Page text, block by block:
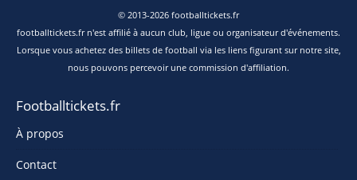
© 2013-2026 footballtickets.fr
footballtickets.fr n'est affilié à aucun club, ligue ou organisateur d'événements.
Lorsque vous achetez des billets de football via les liens figurant sur notre site,
nous pouvons percevoir une commission d'affiliation.
Footballtickets.fr
À propos
Contact